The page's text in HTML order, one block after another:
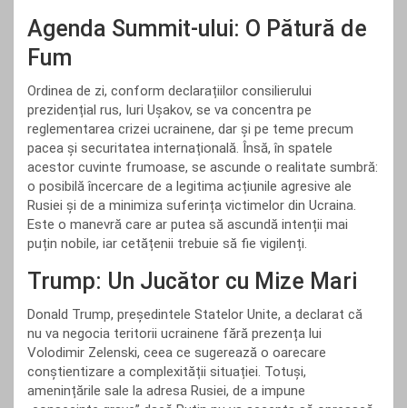
Agenda Summit-ului: O Pătură de
Fum
Ordinea de zi, conform declarațiilor consilierului
prezidențial rus, Iuri Ușakov, se va concentra pe
reglementarea crizei ucrainene, dar și pe teme precum
pacea și securitatea internațională. Însă, în spatele
acestor cuvinte frumoase, se ascunde o realitate sumbră:
o posibilă încercare de a legitima acțiunile agresive ale
Rusiei și de a minimiza suferința victimelor din Ucraina.
Este o manevră care ar putea să ascundă intenții mai
puțin nobile, iar cetățenii trebuie să fie vigilenți.
Trump: Un Jucător cu Mize Mari
Donald Trump, președintele Statelor Unite, a declarat că
nu va negocia teritorii ucrainene fără prezența lui
Volodimir Zelenski, ceea ce sugerează o oarecare
conștientizare a complexității situației. Totuși,
amenințările sale la adresa Rusiei, de a impune